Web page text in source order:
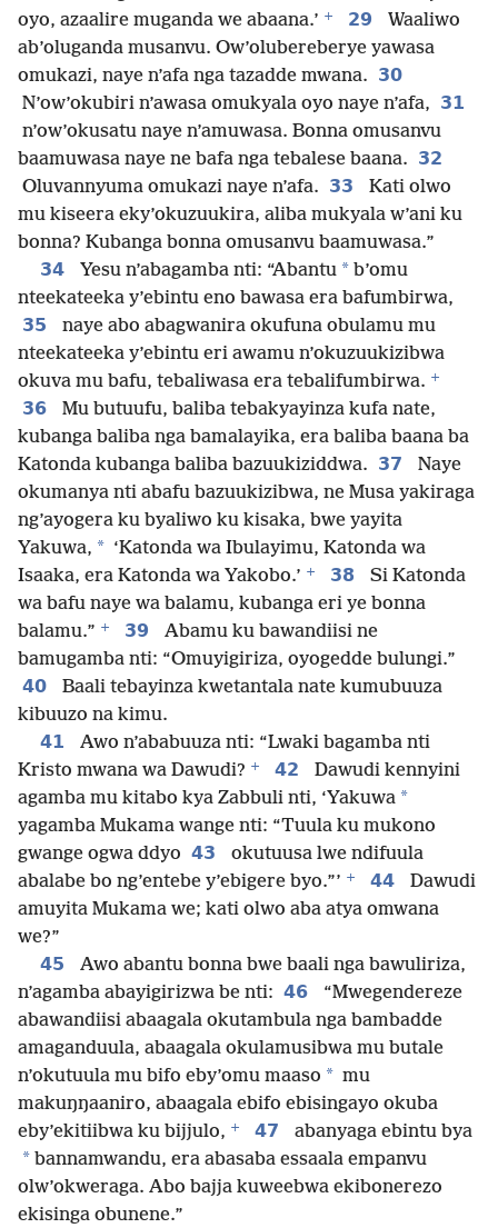
oyo, azaalire muganda we abaana.’ + 29
Waaliwo
ab’oluganda musanvu. Ow’olubereberye yawasa
omukazi, naye n’afa nga tazadde mwana. 30
N’ow’okubiri n’awasa omukyala oyo naye n’afa, 31
n’ow’okusatu naye n’amuwasa. Bonna omusanvu
baamuwasa naye ne bafa nga tebalese baana. 32
Oluvannyuma omukazi naye n’afa. 33
Kati olwo
mu kiseera eky’okuzuukira, aliba mukyala w’ani ku
bonna? Kubanga bonna omusanvu baamuwasa.”
34
Yesu n’abagamba nti: “Abantu * b’omu
nteekateeka y’ebintu eno bawasa era bafumbirwa,
35
naye abo abagwanira okufuna obulamu mu
nteekateeka y’ebintu eri awamu n’okuzuukizibwa
okuva mu bafu, tebaliwasa era tebalifumbirwa. +
36
Mu butuufu, baliba tebakyayinza kufa nate,
kubanga baliba nga bamalayika, era baliba baana ba
Katonda kubanga baliba bazuukiziddwa. 37
Naye
okumanya nti abafu bazuukizibwa, ne Musa yakiraga
ng’ayogera ku byaliwo ku kisaka, bwe yayita
Yakuwa, * ‘Katonda wa Ibulayimu, Katonda wa
Isaaka, era Katonda wa Yakobo.’ + 38
Si Katonda
wa bafu naye wa balamu, kubanga eri ye bonna
balamu.” + 39
Abamu ku bawandiisi ne
bamugamba nti: “Omuyigiriza, oyogedde bulungi.”
40
Baali tebayinza kwetantala nate kumubuuza
kibuuzo na kimu.
41
Awo n’ababuuza nti: “Lwaki bagamba nti
Kristo mwana wa Dawudi? + 42
Dawudi kennyini
agamba mu kitabo kya Zabbuli nti, ‘Yakuwa *
yagamba Mukama wange nti: “Tuula ku mukono
gwange ogwa ddyo 43
okutuusa lwe ndifuula
abalabe bo ng’entebe y’ebigere byo.”’ + 44
Dawudi
amuyita Mukama we; kati olwo aba atya omwana
we?”
45
Awo abantu bonna bwe baali nga bawuliriza,
n’agamba abayigirizwa be nti: 46
“Mwegendereze
abawandiisi abaagala okutambula nga bambadde
amaganduula, abaagala okulamusibwa mu butale
n’okutuula mu bifo eby’omu maaso * mu
makuŋŋaaniro, abaagala ebifo ebisingayo okuba
eby’ekitiibwa ku bijjulo, + 47 abanyaga ebintu bya
* bannamwandu, era abasaba essaala empanvu
olw’okweraga. Abo bajja kuweebwa ekibonerezo
ekisinga obunene.”